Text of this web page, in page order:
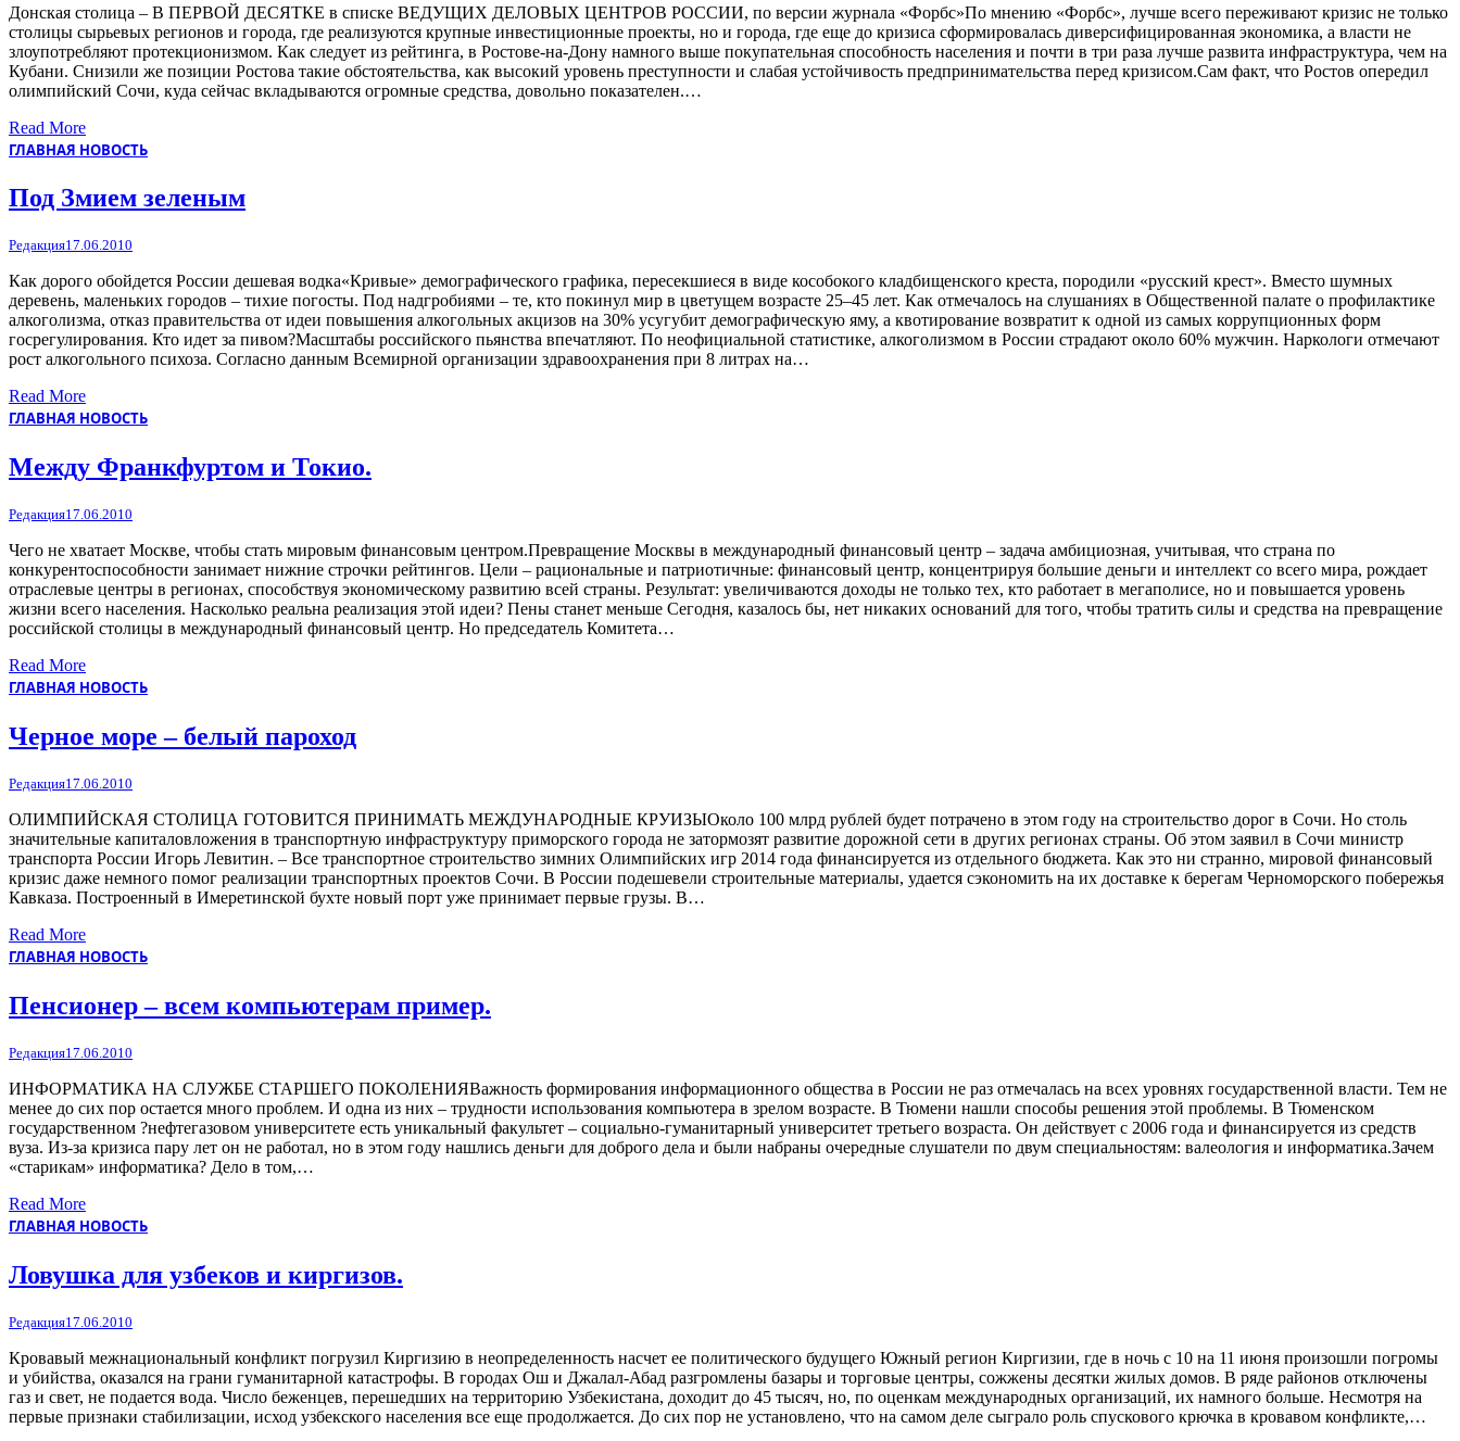
Донская столица – В ПЕРВОЙ ДЕСЯТКЕ в списке ВЕДУЩИХ ДЕЛОВЫХ ЦЕНТРОВ РОССИИ, по версии журнала «Форбс»По мнению «Форбс», лучше всего переживают кризис не только
столицы сырьевых регионов и города, где реализуются крупные инвестиционные проекты, но и города, где еще до кризиса сформировалась диверсифицированная экономика, а власти не
злоупотребляют протекционизмом. Как следует из рейтинга, в Ростове-на-Дону намного выше покупательная способность населения и почти в три раза лучше развита инфраструктура, чем на
Кубани. Снизили же позиции Ростова такие обстоятельства, как высокий уровень преступности и слабая устойчивость предпринимательства перед кризисом.Сам факт, что Ростов опередил
олимпийский Сочи, куда сейчас вкладываются огромные средства, довольно показателен.…
Read More
ГЛАВНАЯ НОВОСТЬ
Под Змием зеленым
Редакция17.06.2010
Как дорого обойдется России дешевая водка«Кривые» демографического графика, пересекшиеся в виде кособокого кладбищенского креста, породили «русский крест». Вместо шумных
деревень, маленьких городов – тихие погосты. Под надгробиями – те, кто покинул мир в цветущем возрасте 25–45 лет. Как отмечалось на слушаниях в Общественной палате о профилактике
алкоголизма, отказ правительства от идеи повышения алкогольных акцизов на 30% усугубит демографическую яму, а квотирование возвратит к одной из самых коррупционных форм
госрегулирования. Кто идет за пивом?Масштабы российского пьянства впечатляют. По неофициальной статистике, алкоголизмом в России страдают около 60% мужчин. Наркологи отмечают
рост алкогольного психоза. Согласно данным Всемирной организации здравоохранения при 8 литрах на…
Read More
ГЛАВНАЯ НОВОСТЬ
Между Франкфуртом и Токио.
Редакция17.06.2010
Чего не хватает Москве, чтобы стать мировым финансовым центром.Превращение Москвы в международный финансовый центр – задача амбициозная, учитывая, что страна по
конкурентоспособности занимает нижние строчки рейтингов. Цели – рациональные и патриотичные: финансовый центр, концентрируя большие деньги и интеллект со всего мира, рождает
отраслевые центры в регионах, способствуя экономическому развитию всей страны. Результат: увеличиваются доходы не только тех, кто работает в мегаполисе, но и повышается уровень
жизни всего населения. Насколько реальна реализация этой идеи? Пены станет меньше Сегодня, казалось бы, нет никаких оснований для того, чтобы тратить силы и средства на превращение
российской столицы в международный финансовый центр. Но председатель Комитета…
Read More
ГЛАВНАЯ НОВОСТЬ
Черное море – белый пароход
Редакция17.06.2010
ОЛИМПИЙСКАЯ СТОЛИЦА ГОТОВИТСЯ ПРИНИМАТЬ МЕЖДУНАРОДНЫЕ КРУИЗЫОколо 100 млрд рублей будет потрачено в этом году на строительство дорог в Сочи. Но столь
значительные капиталовложения в транспортную инфраструктуру приморского города не затормозят развитие дорожной сети в других регионах страны. Об этом заявил в Сочи министр
транспорта России Игорь Левитин. – Все транспортное строительство зимних Олимпийских игр 2014 года финансируется из отдельного бюджета. Как это ни странно, мировой финансовый
кризис даже немного помог реализации транспортных проектов Сочи. В России подешевели строительные материалы, удается сэкономить на их доставке к берегам Черноморского побережья
Кавказа. Построенный в Имеретинской бухте новый порт уже принимает первые грузы. В…
Read More
ГЛАВНАЯ НОВОСТЬ
Пенсионер – всем компьютерам пример.
Редакция17.06.2010
ИНФОРМАТИКА НА СЛУЖБЕ СТАРШЕГО ПОКОЛЕНИЯВажность формирования информационного общества в России не раз отмечалась на всех уровнях государственной власти. Тем не
менее до сих пор остается много проблем. И одна из них – трудности использования компьютера в зрелом возрасте. В Тюмени нашли способы решения этой проблемы. В Тюменском
государственном ?нефтегазовом университете есть уникальный факультет – социально-гуманитарный университет третьего возраста. Он действует с 2006 года и финансируется из средств
вуза. Из-за кризиса пару лет он не работал, но в этом году нашлись деньги для доброго дела и были набраны очередные слушатели по двум специальностям: валеология и информатика.Зачем
«старикам» информатика? Дело в том,…
Read More
ГЛАВНАЯ НОВОСТЬ
Ловушка для узбеков и киргизов.
Редакция17.06.2010
Кровавый межнациональный конфликт погрузил Киргизию в неопределенность насчет ее политического будущего Южный регион Киргизии, где в ночь с 10 на 11 июня произошли погромы
и убийства, оказался на грани гуманитарной катастрофы. В городах Ош и Джалал-Абад разгромлены базары и торговые центры, сожжены десятки жилых домов. В ряде районов отключены
газ и свет, не подается вода. Число беженцев, перешедших на территорию Узбекистана, доходит до 45 тысяч, но, по оценкам международных организаций, их намного больше. Несмотря на
первые признаки стабилизации, исход узбекского населения все еще продолжается. До сих пор не установлено, что на самом деле сыграло роль спускового крючка в кровавом конфликте,…